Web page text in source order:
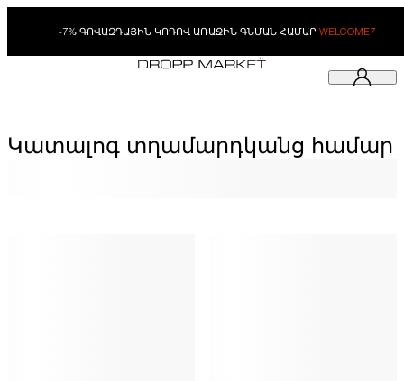
-7% ԳՈՎԱԶԴԱՅԻՆ ԿՈԴՈՎ ԱՌԱՋԻՆ ԳՆՄԱՆ ՀԱՄԱՐ WELCOME7
Կատալոգ տղամարդկանց համար